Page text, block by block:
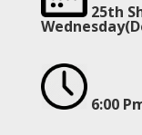
25th
6:00